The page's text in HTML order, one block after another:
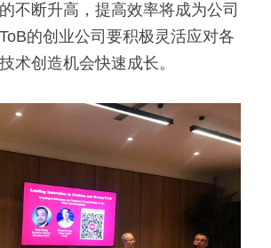
不断升高，提高效率将成为公司
的创业公司要积极灵活应对各
术创造机会快速成长。